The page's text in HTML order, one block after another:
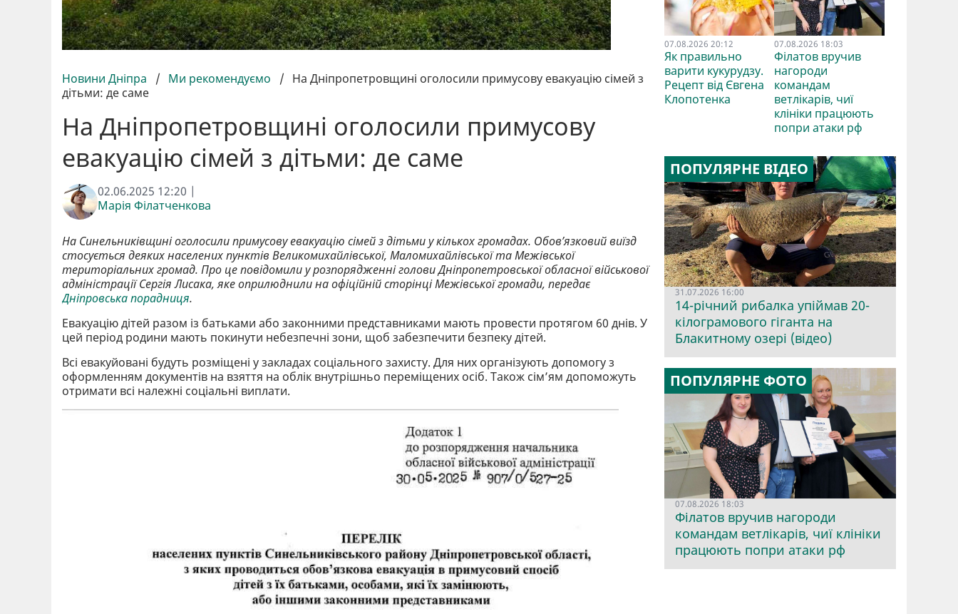
Новини Дніпра / Ми рекомендуємо / На Дніпропетровщині оголосили примусову евакуацію сімей з
дітьми: де саме
На Дніпропетровщині оголосили примусову
евакуацію сімей з дітьми: де саме
02.06.2025 12:20 |
Марія Філатченкова
На Синельниківщині оголосили примусову евакуацію сімей з дітьми у кількох громадах. Обов’язковий виїзд
стосується деяких населених пунктів Великомихайлівської, Маломихайлівської та Межівської
територіальних громад. Про це повідомили у розпорядженні голови Дніпропетровської обласної військової
адміністрації Сергія Лисака, яке оприлюднили на офіційній сторінці Межівської громади, передає
Дніпровська порадниця.
Евакуацію дітей разом із батьками або законними представниками мають провести протягом 60 днів. У
цей період родини мають покинути небезпечні зони, щоб забезпечити безпеку дітей.
Всі евакуйовані будуть розміщені у закладах соціального захисту. Для них організують допомогу з
оформленням документів на взяття на облік внутрішньо переміщених осіб. Також сім’ям допоможуть
отримати всі належні соціальні виплати.
07.08.2026 20:12
Як правильно
варити кукурудзу.
Рецепт від Євгена
Клопотенка
07.08.2026 18:03
Філатов вручив
нагороди
командам
ветлікарів, чиї
клініки працюють
попри атаки рф
ПОПУЛЯРНЕ ВІДЕО
31.07.2026 16:00
14-річний рибалка упіймав 20-
кілограмового гіганта на
Блакитному озері (відео)
ПОПУЛЯРНЕ ФОТО
07.08.2026 18:03
Філатов вручив нагороди
командам ветлікарів, чиї клініки
працюють попри атаки рф